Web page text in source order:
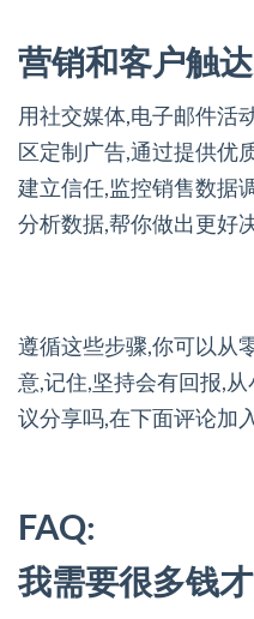
营销和客户触达
用社交媒体,电子邮件活
区定制广告,通过提供优
建立信任,监控销售数据
分析数据,帮你做出更好
遵循这些步骤,你可以从
意,记住,坚持会有回报,
议分享吗,在下面评论加
FAQ:
我需要很多钱